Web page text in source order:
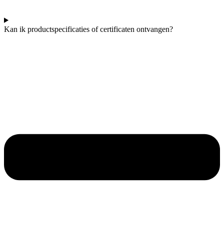
Kan ik productspecificaties of certificaten ontvangen?